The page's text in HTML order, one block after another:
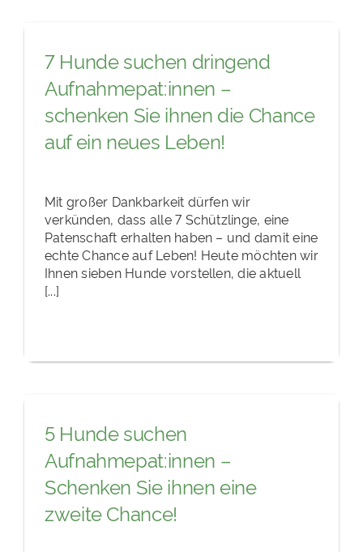
7 Hunde suchen dringend
Aufnahmepat:innen –
schenken Sie ihnen die Chance
auf ein neues Leben!
Mit großer Dankbarkeit dürfen wir
verkünden, dass alle 7 Schützlinge, eine
Patenschaft erhalten haben – und damit eine
echte Chance auf Leben! Heute möchten wir
Ihnen sieben Hunde vorstellen, die aktuell
[...]
5 Hunde suchen
Aufnahmepat:innen –
Schenken Sie ihnen eine
zweite Chance!